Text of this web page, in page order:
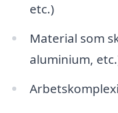
etc.)
Material som
aluminium,